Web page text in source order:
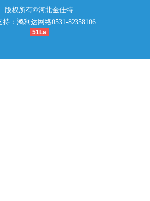
版权所有©河北金佳特
持：鸿利达网络0531-82358106
51La